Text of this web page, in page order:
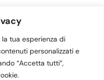
la tua esperienza di
personalizzati e
“Accetta tutti”,
(CS) - 87032